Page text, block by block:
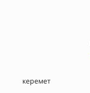
керемет